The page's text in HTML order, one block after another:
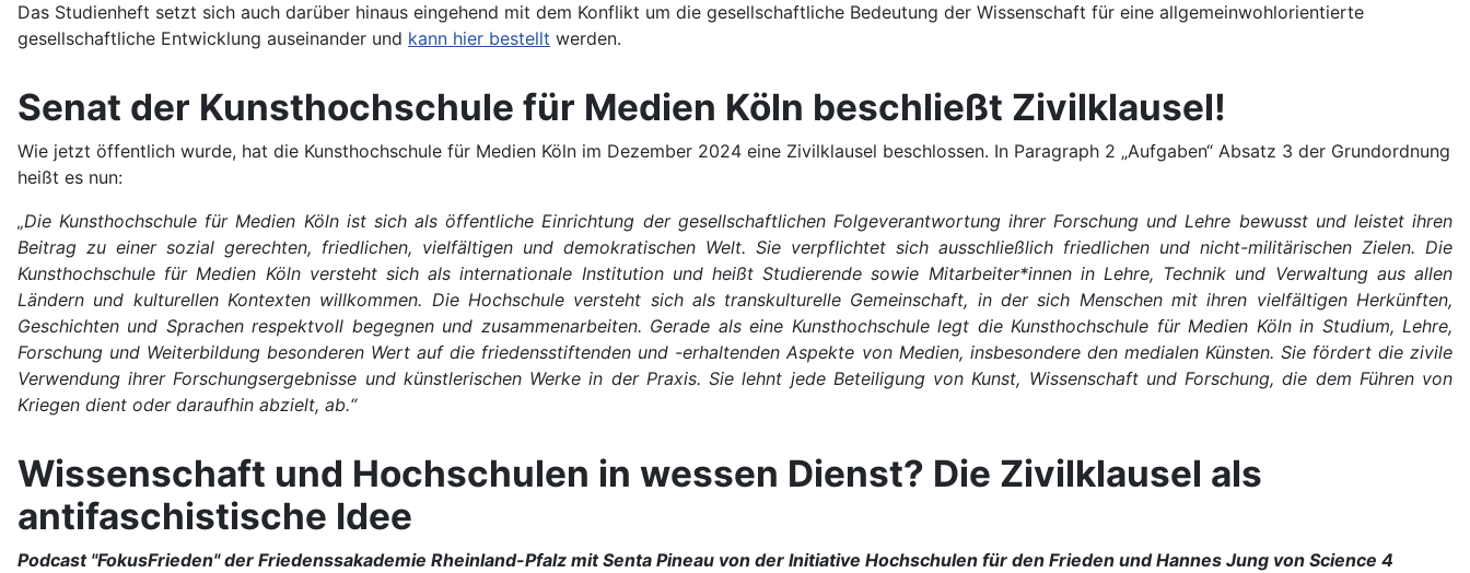
Das Studienheft setzt sich auch darüber hinaus eingehend mit dem Konflikt um die gesellschaftliche Bedeutung der Wissenschaft für eine allgemeinwohlorientierte
gesellschaftliche Entwicklung auseinander und kann hier bestellt werden.
Senat der Kunsthochschule für Medien Köln beschließt Zivilklausel!
Wie jetzt öffentlich wurde, hat die Kunsthochschule für Medien Köln im Dezember 2024 eine Zivilklausel beschlossen. In Paragraph 2 „Aufgaben“ Absatz 3 der Grundordnung
heißt es nun:
„Die Kunsthochschule für Medien Köln ist sich als öffentliche Einrichtung der gesellschaftlichen Folgeverantwortung ihrer Forschung und Lehre bewusst und leistet ihren
Beitrag zu einer sozial gerechten, friedlichen, vielfältigen und demokratischen Welt. Sie verpflichtet sich ausschließlich friedlichen und nicht-militärischen Zielen. Die
Kunsthochschule für Medien Köln versteht sich als internationale Institution und heißt Studierende sowie Mitarbeiter*innen in Lehre, Technik und Verwaltung aus allen
Ländern und kulturellen Kontexten willkommen. Die Hochschule versteht sich als transkulturelle Gemeinschaft, in der sich Menschen mit ihren vielfältigen Herkünften,
Geschichten und Sprachen respektvoll begegnen und zusammenarbeiten. Gerade als eine Kunsthochschule legt die Kunsthochschule für Medien Köln in Studium, Lehre,
Forschung und Weiterbildung besonderen Wert auf die friedensstiftenden und -erhaltenden Aspekte von Medien, insbesondere den medialen Künsten. Sie fördert die zivile
Verwendung ihrer Forschungsergebnisse und künstlerischen Werke in der Praxis. Sie lehnt jede Beteiligung von Kunst, Wissenschaft und Forschung, die dem Führen von
Kriegen dient oder daraufhin abzielt, ab.“
Wissenschaft und Hochschulen in wessen Dienst? Die Zivilklausel als
antifaschistische Idee
Podcast "FokusFrieden" der Friedenssakademie Rheinland-Pfalz mit Senta Pineau von der Initiative Hochschulen für den Frieden und Hannes Jung von Science 4